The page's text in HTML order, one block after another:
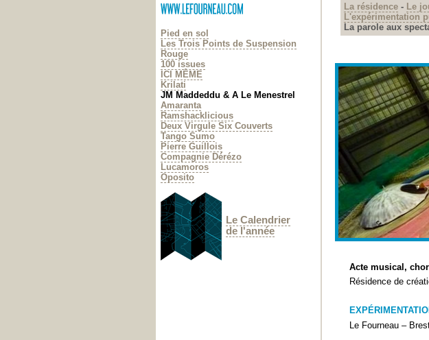
Pied en sol
Les Trois Points de Suspension
Rouge
100 issues
ICI MÊME
Krilati
JM Maddeddu & A Le Menestrel
Amaranta
Ramshacklicious
Deux Virgule Six Couverts
Tango Sumo
Pierre Guillois
Compagnie Dérézo
Lucamoros
Oposito
Le Calendrier
de l'année
La résidence- Le
L'expérimentation
La parole aux
Acte musical,
Résidence de
Le Fourneau –